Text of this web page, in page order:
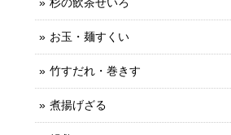
お玉・麺すくい
竹すだれ・巻きす
煮揚げざる